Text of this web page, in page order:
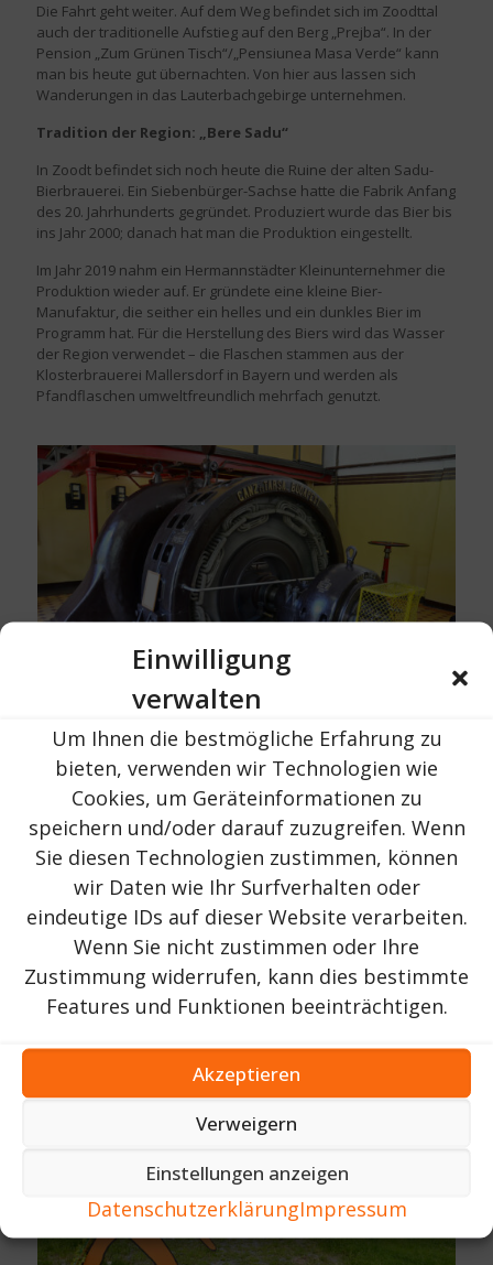
Einwilligung
verwalten
Um Ihnen die bestmögliche Erfahrung zu
bieten, verwenden wir Technologien wie
Cookies, um Geräteinformationen zu
speichern und/oder darauf zuzugreifen. Wenn
Sie diesen Technologien zustimmen, können
wir Daten wie Ihr Surfverhalten oder
eindeutige IDs auf dieser Website verarbeiten.
Wenn Sie nicht zustimmen oder Ihre
Zustimmung widerrufen, kann dies bestimmte
Features und Funktionen beeinträchtigen.
Akzeptieren
Verweigern
Einstellungen anzeigen
DatenschutzerklärungImpressum
Die Fahrt geht weiter. Auf dem Weg befindet sich im Zoodttal
auch der traditionelle Aufstieg auf den Berg „Prejba“. In der
Pension „Zum Grünen Tisch“/„Pensiunea Masa Verde“ kann
man bis heute gut übernachten. Von hier aus lassen sich
Wanderungen in das Lauterbachgebirge unternehmen.
Tradition der Region: „Bere Sadu“
In Zoodt befindet sich noch heute die Ruine der alten Sadu-
Bierbrauerei. Ein Siebenbürger-Sachse hatte die Fabrik Anfang
des 20. Jahrhunderts gegründet. Produziert wurde das Bier bis
ins Jahr 2000; danach hat man die Produktion eingestellt.
Im Jahr 2019 nahm ein Hermannstädter Kleinunternehmer die
Produktion wieder auf. Er gründete eine kleine Bier-
Manufaktur, die seither ein helles und ein dunkles Bier im
Programm hat. Für die Herstellung des Biers wird das Wasser
der Region verwendet – die Flaschen stammen aus der
Klosterbrauerei Mallersdorf in Bayern und werden als
Pfandflaschen umweltfreundlich mehrfach genutzt.